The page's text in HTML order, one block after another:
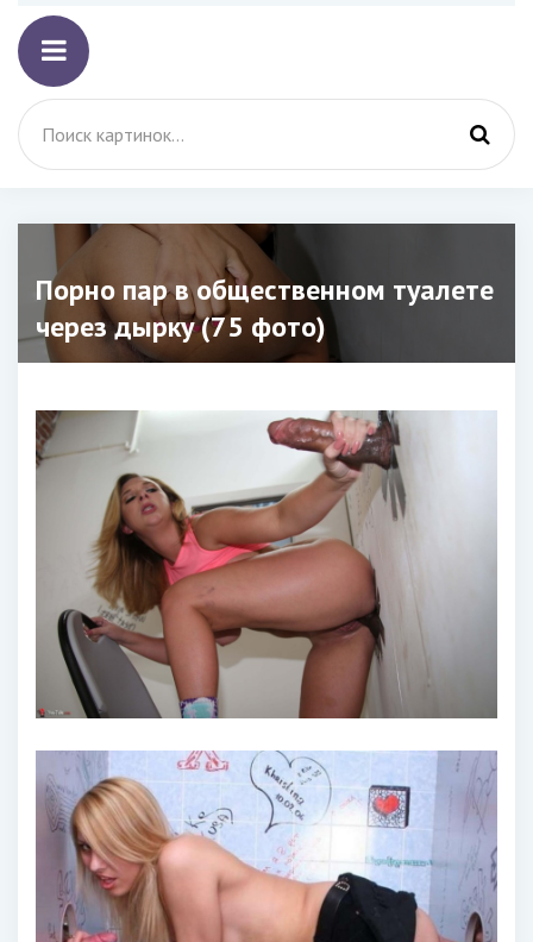
Порно пар в общественном туалете
через дырку (75 фото)